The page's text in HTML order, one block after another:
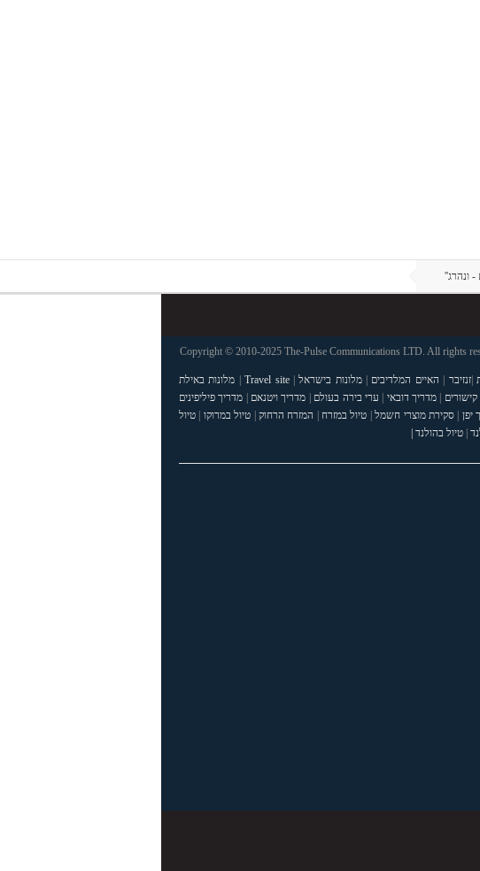
ונהרג''
Copyright © 2010-2025 The-Pulse Communications LTD. All rights
|זנזיבר | האיים המלדיבים |מלונות בישראל|
Travel site
| מלונות באילת
קישורים |מדריך דובאי | ערי בירה בעולם | מדריך ויטנאם | מדריך פיליפינים
יפן |סקירת מוצרי חשמל| טיול במזרח | המזרח הרחוק | טיול במרוקו | טיול
| טיול בהולנד |